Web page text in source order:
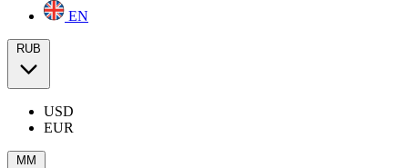
EN
RUB
USD
EUR
ММ